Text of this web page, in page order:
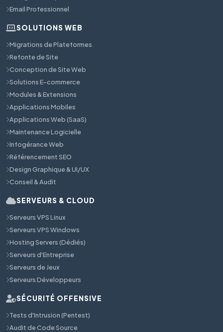
Email Professionnel
SOLUTIONS WEB
Migrations de Plateformes
Refonte de Site
Conception de Site Web
Solutions E-commerce
Modules & Extensions
Applications Mobiles
Applications Web (SaaS)
Maintenance Logicielle
Infogérance Web
Référencement SEO
Design Graphique & UI/UX
Conseil & Audit
SERVEURS & CLOUD
Serveurs VPS Linux
Serveurs VPS Windows
Hosting Servers (Dédiés)
Serveurs d'Entreprise
Serveurs de Jeux
Serveurs Développeurs
SÉCURITÉ OFFENSIVE
Tests d'Intrusion (Pentest)
Audit de Code Source